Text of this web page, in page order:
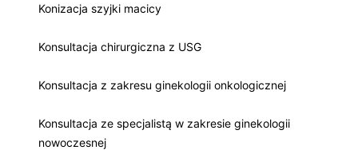
Konizacja szyjki macicy
Konsultacja chirurgiczna z USG
Konsultacja z zakresu ginekologii onkologicznej
Konsultacja ze specjalistą w zakresie ginekologii
nowoczesnej